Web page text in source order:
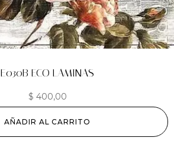
E030B ECO LAMINAS
$ 400,00
AÑADIR AL CARRITO